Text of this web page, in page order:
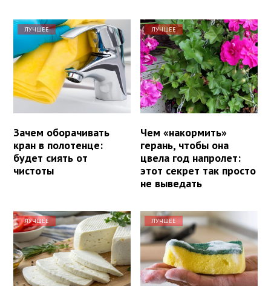
ЛУЧШЕЕ
Зачем оборачивать
кран в полотенце:
будет сиять от
чистоты
ЛУЧШЕЕ
Чем «накормить»
герань, чтобы она
цвела год напролет:
этот секрет так просто
не выведать
ЛУЧШЕЕ ЛУЧШЕЕ